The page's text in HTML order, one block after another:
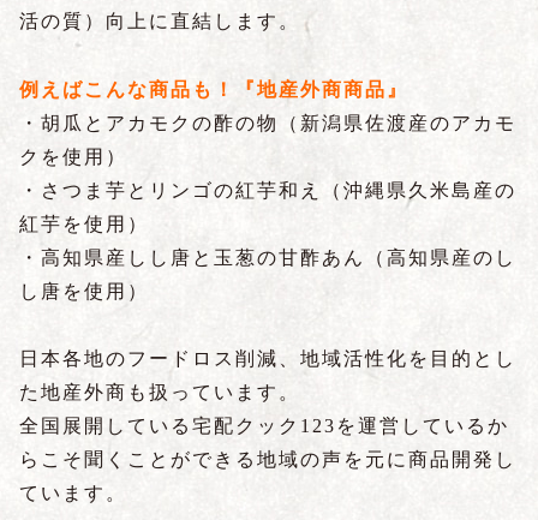
活の質）向上に直結します。
例えばこんな商品も！『地産外商商品』
・胡瓜とアカモクの酢の物（新潟県佐渡産のアカモ
クを使用）
・さつま芋とリンゴの紅芋和え（沖縄県久米島産の
紅芋を使用）
・高知県産しし唐と玉葱の甘酢あん（高知県産のし
し唐を使用）
日本各地のフードロス削減、地域活性化を目的とし
た地産外商も扱っています。
全国展開している宅配クック123を運営しているか
らこそ聞くことができる地域の声を元に商品開発し
ています。